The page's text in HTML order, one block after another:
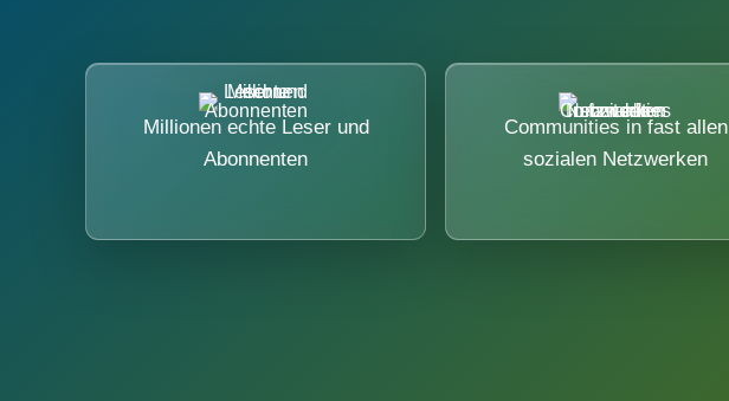
Millionen echte Leser und
Abonnenten
Communities in fast allen
sozialen Netzwerken